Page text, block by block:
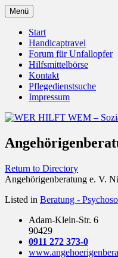
Zum
Inhalt
springen
WER HILFT
Menü
Start
Handicaptravel
Forum für Unfallopfer
Hilfsmittelbörse
Kontakt
Pflegedienstsuche
Impressum
Return to Directory
Angehörigenberatung e. V.
Listed in Beratung -
Adam-Klein-Str. 6
90429
0911 272 373-0